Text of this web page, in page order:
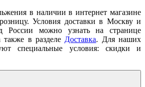
в наличии в интернет магазине
Условия доставки в Москву и
России можно узнать на странице
также в разделе Доставка. Для наших
специальные условия: скидки и